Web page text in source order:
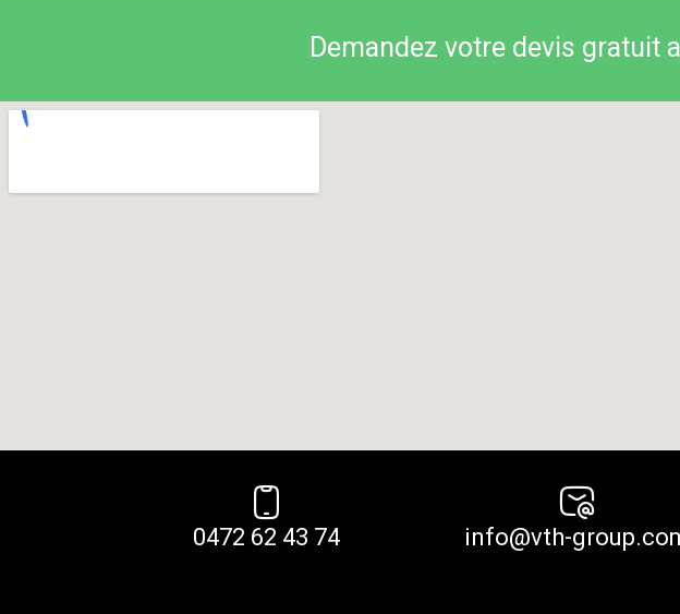
Demandez votre devis gratuit
0472 62 43 74 info@vth-